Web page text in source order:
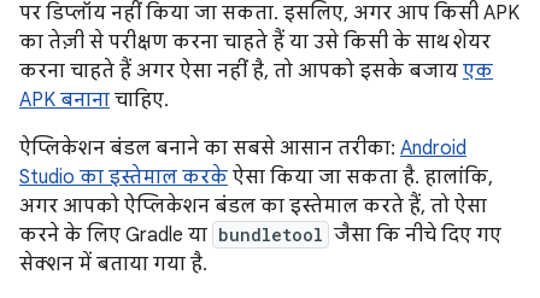
पर डिप्लॉय नहीं किया जा सकता. इसलिए, अगर आप किसी APK
का तेज़ी से परीक्षण करना चाहते हैं या उसे किसी के साथ शेयर
करना चाहते हैं अगर ऐसा नहीं है, तो आपको इसके बजाय एक
APK बनाना चाहिए.
ऐप्लिकेशन बंडल बनाने का सबसे आसान तरीका: Android
Studio का इस्तेमाल करके ऐसा किया जा सकता है. हालांकि,
अगर आपको ऐप्लिकेशन बंडल का इस्तेमाल करते हैं, तो ऐसा
करने के लिए Gradle या bundletool जैसा कि नीचे दिए गए
सेक्शन में बताया गया है.